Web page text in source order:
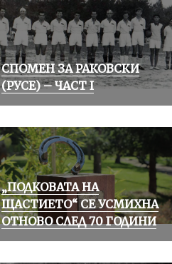
СПОМЕН ЗА РАКОВСКИ
(РУСЕ) – ЧАСТ I
„ПОДКОВАТА НА
ЩАСТИЕТО“ СЕ УСМИХНА
ОТНОВО СЛЕД 70 ГОДИНИ